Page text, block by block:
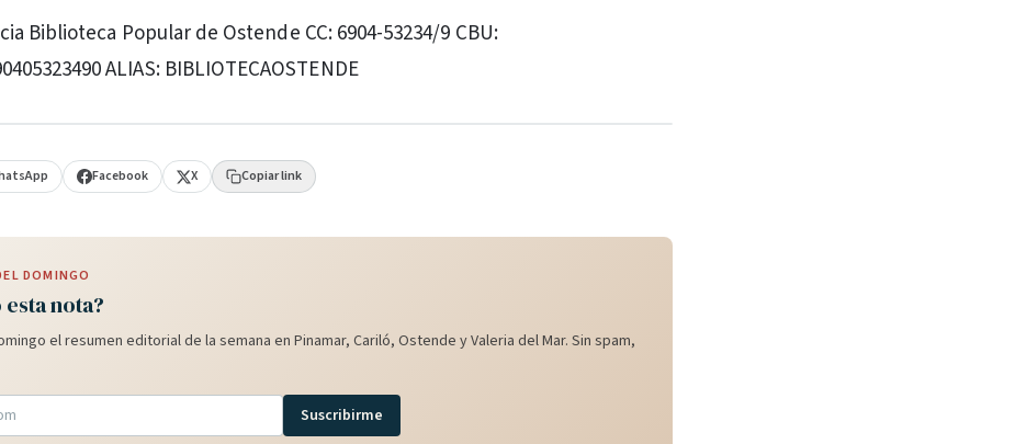
Biblioteca Popular de Ostende CC: 6904-53234/9 CBU:
ALIAS: BIBLIOTECAOSTENDE
Facebook X Copiar link
DOMINGO
nota?
el resumen editorial de la semana en Pinamar, Cariló, Ostende y Valeria del Mar. Sin spam,
Suscribirme